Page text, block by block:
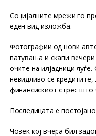
Социјалните мрежи го
еден вид изложба.
Фотографии од нови
патувања и скапи
очите на илјадници
невидливо се
финансискиот стрес што
Последицата е
Човек кој вчера бил